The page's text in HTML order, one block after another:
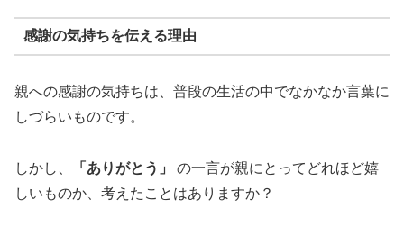
感謝の気持ちを伝える理由
親への感謝の気持ちは、普段の生活の中でなかなか言葉に
しづらいものです。
しかし、 「ありがとう」
の一言が親にとってどれほど嬉
しいものか、考えたことはありますか？